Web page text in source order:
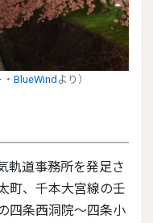
BlueWind より）
軌道事務所を発足さ
町、千本大宮線の壬
四条西洞院～四条小